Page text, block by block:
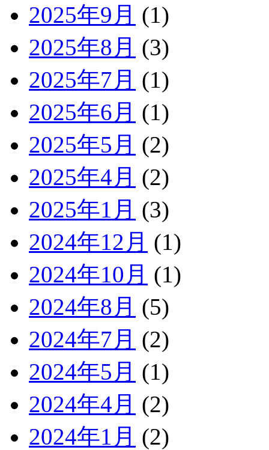
2025年9月 (1)
2025年8月 (3)
2025年7月 (1)
2025年6月 (1)
2025年5月 (2)
2025年4月 (2)
2025年1月 (3)
2024年12月 (1)
2024年10月 (1)
2024年8月 (5)
2024年7月 (2)
2024年5月 (1)
2024年4月 (2)
2024年1月 (2)